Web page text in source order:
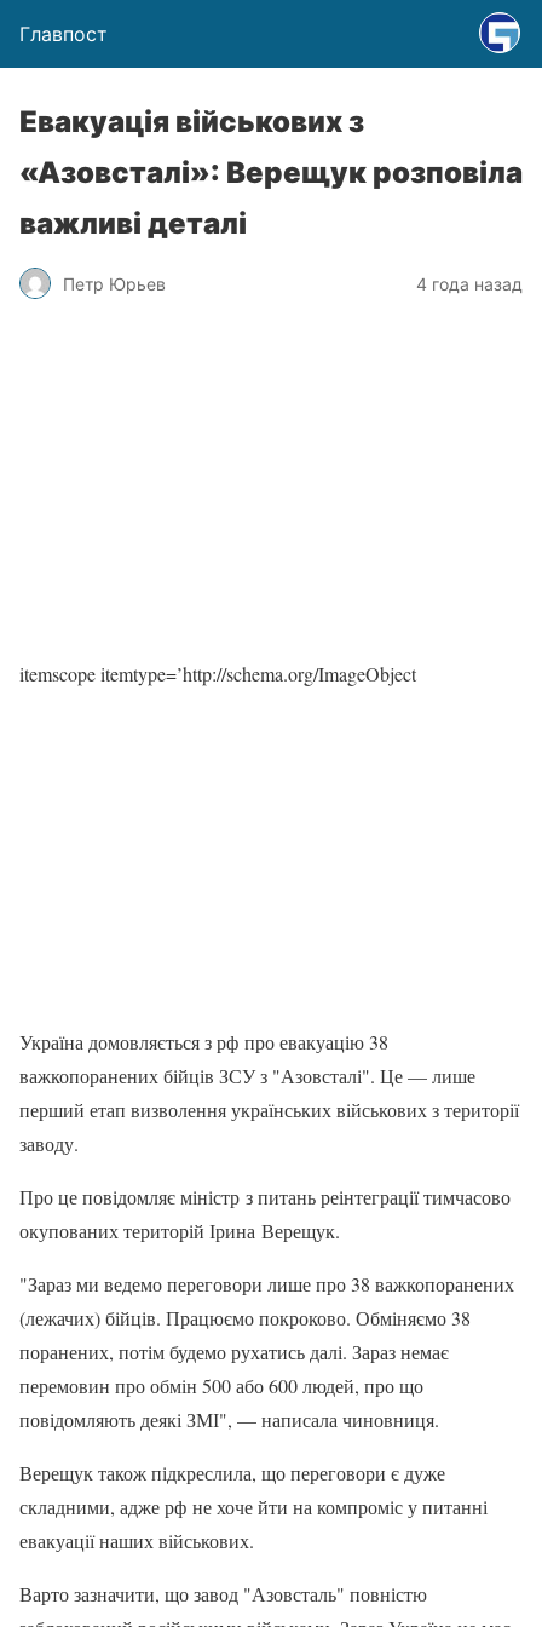
Главпост
Евакуація військових з
«Азовсталі»: Верещук розповіла
важливі деталі
Петр Юрьев 4 года назад
itemscope itemtype=’http://schema.org/ImageObject
Україна домовляється з рф про евакуацію 38
важкопоранених бійців ЗСУ з "Азовсталі". Це — лише
перший етап визволення українських військових з території
заводу.
Про це повідомляє міністр з питань реінтеграції тимчасово
окупованих територій Ірина Верещук.
"Зараз ми ведемо переговори лише про 38 важкопоранених
(лежачих) бійців. Працюємо покроково. Обміняємо 38
поранених, потім будемо рухатись далі. Зараз немає
перемовин про обмін 500 або 600 людей, про що
повідомляють деякі ЗМІ", — написала чиновниця.
Верещук також підкреслила, що переговори є дуже
складними, адже рф не хоче йти на компроміс у питанні
евакуації наших військових.
Варто зазначити, що завод "Азовсталь" повністю